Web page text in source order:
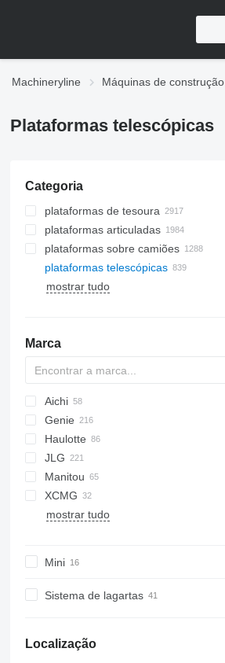
Machineryline Máquinas de construção
Plataformas telescópicas
Categoria
plataformas de tesoura
plataformas articuladas
plataformas sobre camiões
plataformas telescópicas
mostrar tudo
Marca
Aichi
SP
SR
DK
DL
Genie
S series
Z series
AMZ
MZ
Haulotte
H-series
HA
HT
Star
EX
527
JLG
80
400SC
450
680
1200
KK
T-series
Manitou
ATJ
MRT
ROTO
HR
1550
4200
SJ
AB
TB
LEO30T
LEO36T
XCMG
GTBZ
ZT
mostrar tudo
Mini
Sistema de lagartas
Localização